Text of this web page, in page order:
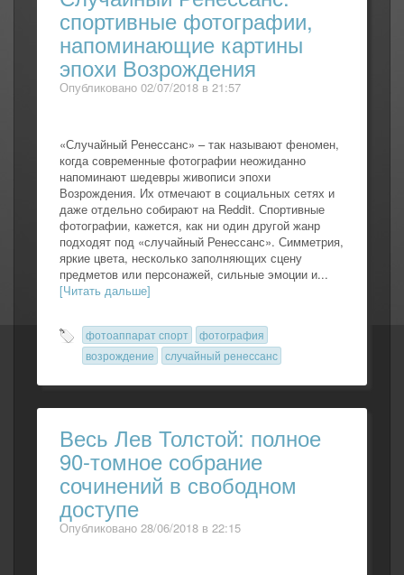
спортивные фотографии,
напоминающие картины
эпохи Возрождения
Опубликовано 02/07/2018 в 21:57
«Случайный Ренессанс» – так называют феномен,
когда современные фотографии неожиданно
напоминают шедевры живописи эпохи
Возрождения. Их отмечают в социальных сетях и
даже отдельно собирают на Reddit. Спортивные
фотографии, кажется, как ни один другой жанр
подходят под «случайный Ренессанс». Симметрия,
яркие цвета, несколько заполняющих сцену
предметов или персонажей, сильные эмоции и...
[Читать дальше]
фотоаппарат спорт
фотография
возрождение
случайный ренессанс
Весь Лев Толстой: полное
90-томное собрание
сочинений в свободном
доступе
Опубликовано 28/06/2018 в 22:15